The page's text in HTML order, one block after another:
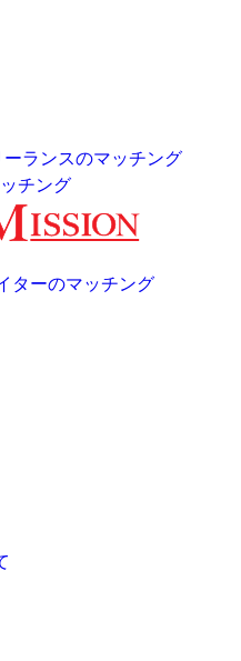
ーランスのマッチング
チング
ターのマッチング